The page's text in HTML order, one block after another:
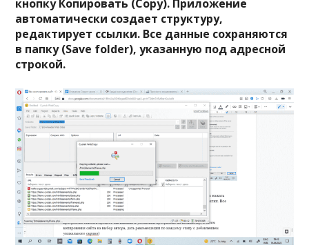
кнопку Копировать (Copy). Приложение
автоматически создает структуру,
редактирует ссылки. Все данные сохраняются
в папку (Save folder), указанную под адресной
строкой.